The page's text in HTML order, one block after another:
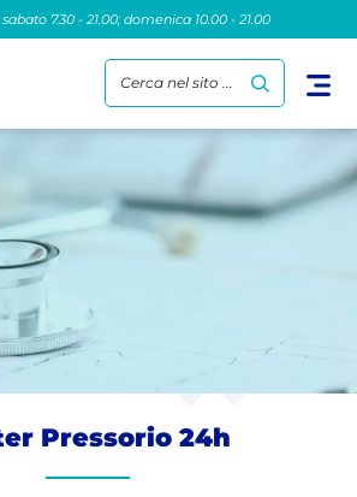
7.30 - 21.00; domenica 10.00 - 21.00
Cerca nel sito ...
Pressorio 24h